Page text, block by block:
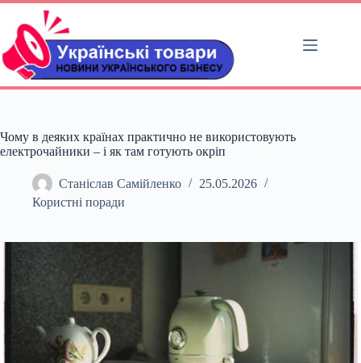
Перейти
вмісту
Чому в деяких країнах практично не використовують
електрочайники – і як там готують окріп
Станіслав Самійленко
25.05.2026
Користні поради